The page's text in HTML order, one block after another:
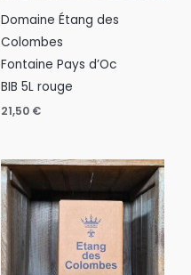
Domaine Étang des
Colombes
Fontaine Pays d’Oc
BIB 5L rouge
21,50 €